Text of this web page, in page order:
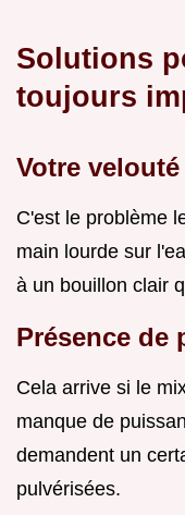
Solutions
toujours
Votre
C'est le problème
main lourde sur
à un bouillon clair
Présence de
Cela arrive si le
manque de
demandent un
pulvérisées.